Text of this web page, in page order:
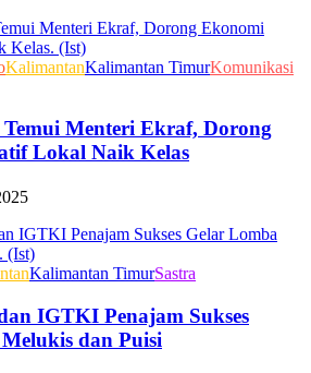
KalimantanKalimantan TimurKomunikasi
Menteri Ekraf, Dorong
Lokal Naik Kelas
Kalimantan TimurSastra
IGTKI Penajam Sukses
dan Puisi